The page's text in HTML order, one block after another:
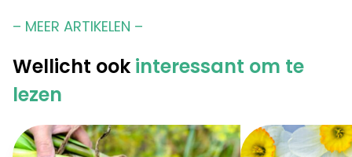
– MEER ARTIKELEN –
Wellicht ook interessant om te
lezen